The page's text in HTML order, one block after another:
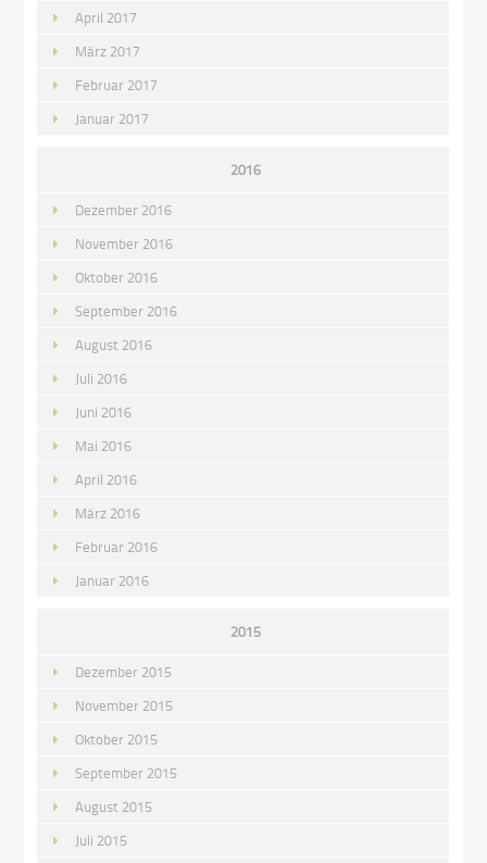
April 2017
März 2017
Februar 2017
Januar 2017
2016
Dezember 2016
November 2016
Oktober 2016
September 2016
August 2016
Juli 2016
Juni 2016
Mai 2016
April 2016
März 2016
Februar 2016
Januar 2016
2015
Dezember 2015
November 2015
Oktober 2015
September 2015
August 2015
Juli 2015